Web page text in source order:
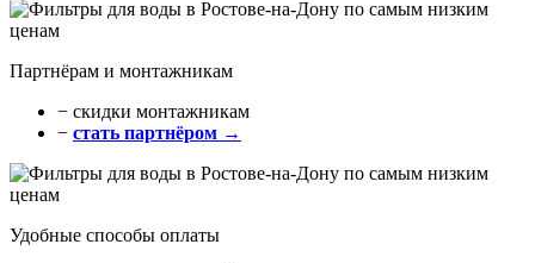
Партнёрам и монтажникам
− cкидки монтажникам
− стать партнёром →
Удобные способы оплаты